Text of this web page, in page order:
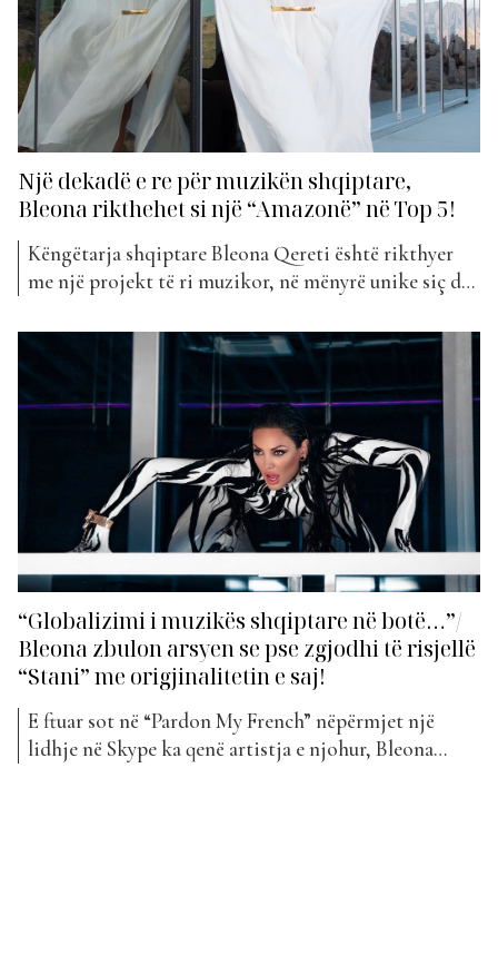
Një dekadë e re për muzikën shqiptare,
Bleona rikthehet si një “Amazonë” në Top 5!
Këngëtarja shqiptare Bleona Qereti është rikthyer
me një projekt të ri muzikor, në mënyrë unike siç di
muzikën shqipe me një frymë bashkëkohore dhe
provokuese. Me publikimin e këngës së saj më të re
“Stani”, Bleona ka ngritur edhe një herë...
“Globalizimi i muzikës shqiptare në botë…”/
Bleona zbulon arsyen se pse zgjodhi të risjellë
“Stani” me origjinalitetin e saj!
E ftuar sot në “Pardon My French” nëpërmjet një
lidhje në Skype ka qenë artistja e njohur, Bleona